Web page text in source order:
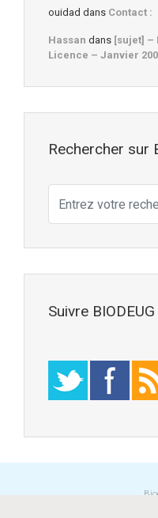
ouidad dans Contact :
Hassan dans [sujet] –
Licence – Janvier
Rechercher sur
Suivre BIODEUG